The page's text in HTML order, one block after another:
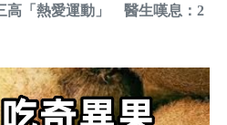
高「熱愛運動」 醫生嘆息：2